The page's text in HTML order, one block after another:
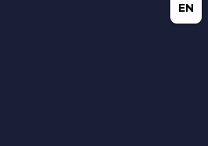
EN